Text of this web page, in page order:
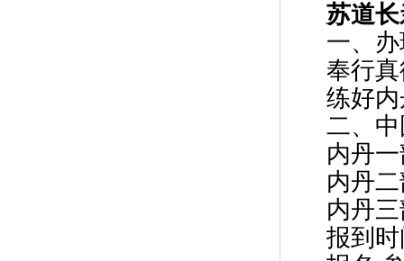
苏道
一、
奉行
练好
二、
内丹
内丹
内丹
报到